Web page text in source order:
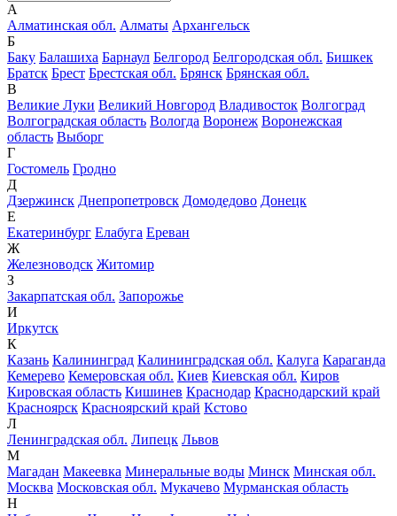
А
Алматинская обл. Алматы Архангельск
Б
Баку Балашиха Барнаул Белгород Белгородская обл. Бишкек
Братск Брест Брестская обл. Брянск Брянская обл.
В
Великие Луки Великий Новгород Владивосток Волгоград
Волгоградская область Вологда Воронеж Воронежская
область Выборг
Г
Гостомель Гродно
Д
Дзержинск Днепропетровск Домодедово Донецк
Е
Екатеринбург Елабуга Ереван
Ж
Железноводск Житомир
З
Закарпатская обл. Запорожье
И
Иркутск
К
Казань Калининград Калининградская обл. Калуга Караганда
Кемерево Кемеровская обл. Киев Киевская обл. Киров
Кировская область Кишинев Краснодар Краснодарский край
Красноярск Красноярский край Кстово
Л
Ленинградская обл. Липецк Львов
М
Магадан Макеевка Минеральные воды Минск Минская обл.
Москва Московская обл. Мукачево Мурманская область
Н